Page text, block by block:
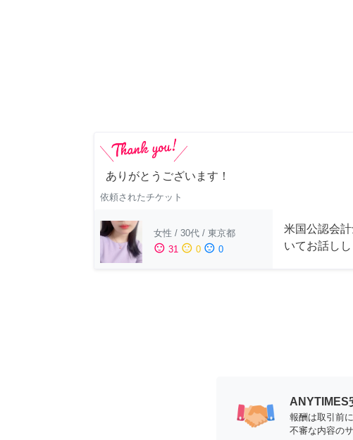
ありがとうございます！
依頼されたチケット
女性 / 30代 / 東京都
sentiment_satisfied 31 sentiment_neutral 0 sentiment_dissatisfied 0
米国公認会
いてお話し
ANYTIMES
報酬は取引前
不審な内容の